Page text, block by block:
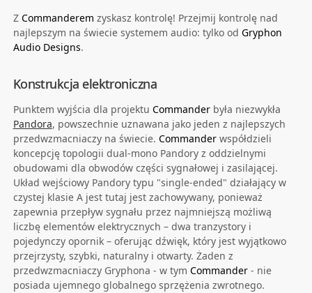
Z Commanderem zyskasz kontrolę! Przejmij kontrolę nad
najlepszym na świecie systemem audio: tylko od Gryphon
Audio Designs.
Konstrukcja elektroniczna
Punktem wyjścia dla projektu Commanderbyła niezwykła
Pandora, powszechnie uznawana jako jeden z najlepszych
przedwzmacniaczy na świecie. Commanderwspółdzieli
koncepcję topologii dual-mono Pandory z oddzielnymi
obudowami dla obwodów części sygnałowej i zasilającej.
Układ wejściowy Pandory typu "single-ended" działający w
czystej klasie A jest tutaj jest zachowywany, ponieważ
zapewnia przepływ sygnału przez najmniejszą możliwą
liczbę elementów elektrycznych – dwa tranzystory i
pojedynczy opornik – oferując dźwięk, który jest wyjątkowo
przejrzysty, szybki, naturalny i otwarty. Żaden z
przedwzmacniaczy Gryphona - w tym Commander- nie
posiada ujemnego globalnego sprzężenia zwrotnego.